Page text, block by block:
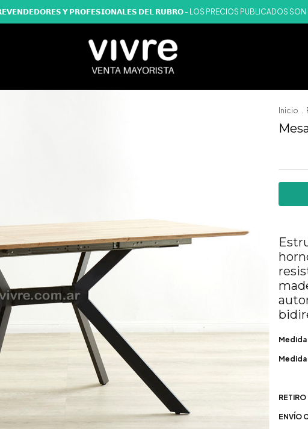
𝗬 𝗣𝗥𝗢𝗙𝗘𝗦𝗜𝗢𝗡𝗔𝗟𝗘𝗦 𝗗𝗘𝗟 𝗥𝗨𝗕𝗥𝗢 - LOS PRECIOS PUBLICADOS SON POR
Inicio .
ENVÍO